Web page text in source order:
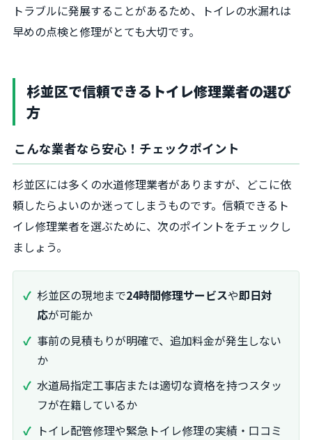
トラブルに発展することがあるため、トイレの水漏れは
早めの点検と修理がとても大切です。
杉並区で信頼できるトイレ修理業者の選び
方
こんな業者なら安心！チェックポイント
杉並区には多くの水道修理業者がありますが、どこに依
頼したらよいのか迷ってしまうものです。信頼できるト
イレ修理業者を選ぶために、次のポイントをチェックし
ましょう。
杉並区の現地まで24時間修理サービスや即日対
応が可能か
事前の見積もりが明確で、追加料金が発生しない
か
水道局指定工事店または適切な資格を持つスタッ
フが在籍しているか
トイレ配管修理や緊急トイレ修理の実績・口コミ